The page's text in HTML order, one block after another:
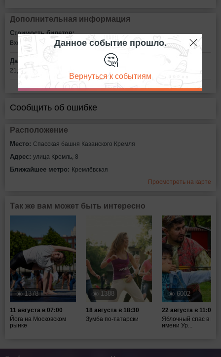
Дополнительная информация
Стоимость билетов:
Вход свободный
Дата:
21, 22 и 23 августа с 21:00 до 23:00
Сообщить об ошибке
Расположение
Место: Спасская башня Казанского Кремля
Адрес: улица Кремль, 8
Ближайшее метро: Кремлёвская
Просмотреть на карте
Так же вам может быть интересно
1378
11 августа в 07:00
Йога на Московском
рынке
1388
18 августа в 18:30
Зумба по-татарски
6002
22 августа в 11:00
Яблочный спас в
имени Ур...
Данное событие прошло.
🤔
Вернуться к событиям